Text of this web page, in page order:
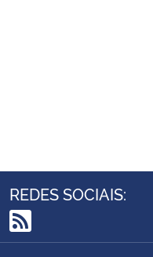
Controladoria-Geral da União
REDES SOCIAIS:
RSS